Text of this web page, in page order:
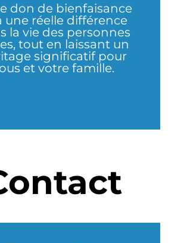
don de bienfaisance
une réelle différence
la vie des personnes
tout en laissant un
significatif pour
et votre famille.